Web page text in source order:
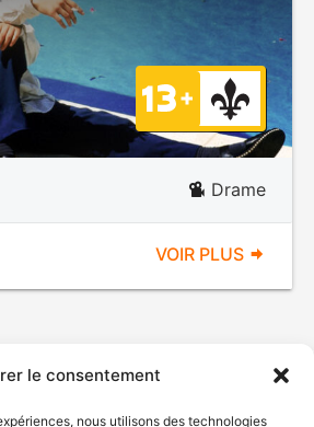
le consentement
nous utilisons des technologies
Drame
VOIR PLUS